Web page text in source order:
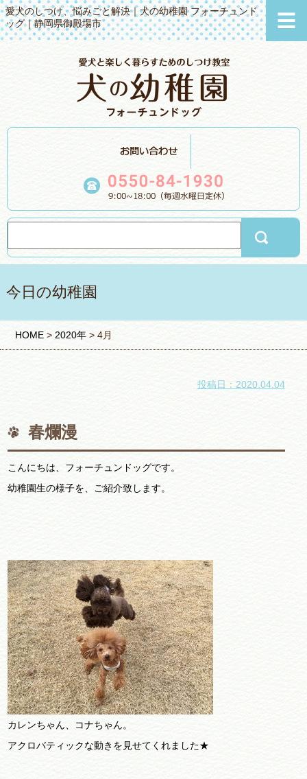
愛犬のしつけ、悩みごと解決｜犬の幼稚園 フォーチュンド
ッグ｜静岡県御殿場市
今日の幼稚園
HOME >2020年 >4月
投稿日：2020.04.04
春爛漫
こんにちは、フォーチュンドッグです。
幼稚園生の様子を、ご紹介致します。
カレンちゃん、コナちゃん。
アクロバティックな動きを見せてくれました★